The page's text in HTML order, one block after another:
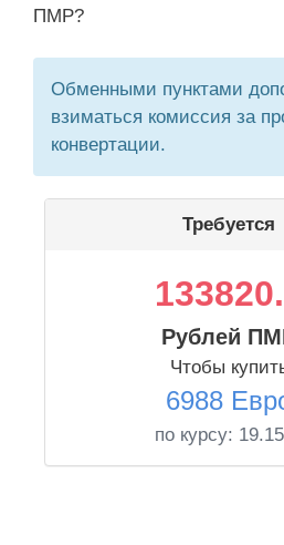
ПМР?
Обменными пунктами
взиматься комиссия за
конвертации.
Требуется
Рублей
Чтобы
6988
по курсу: